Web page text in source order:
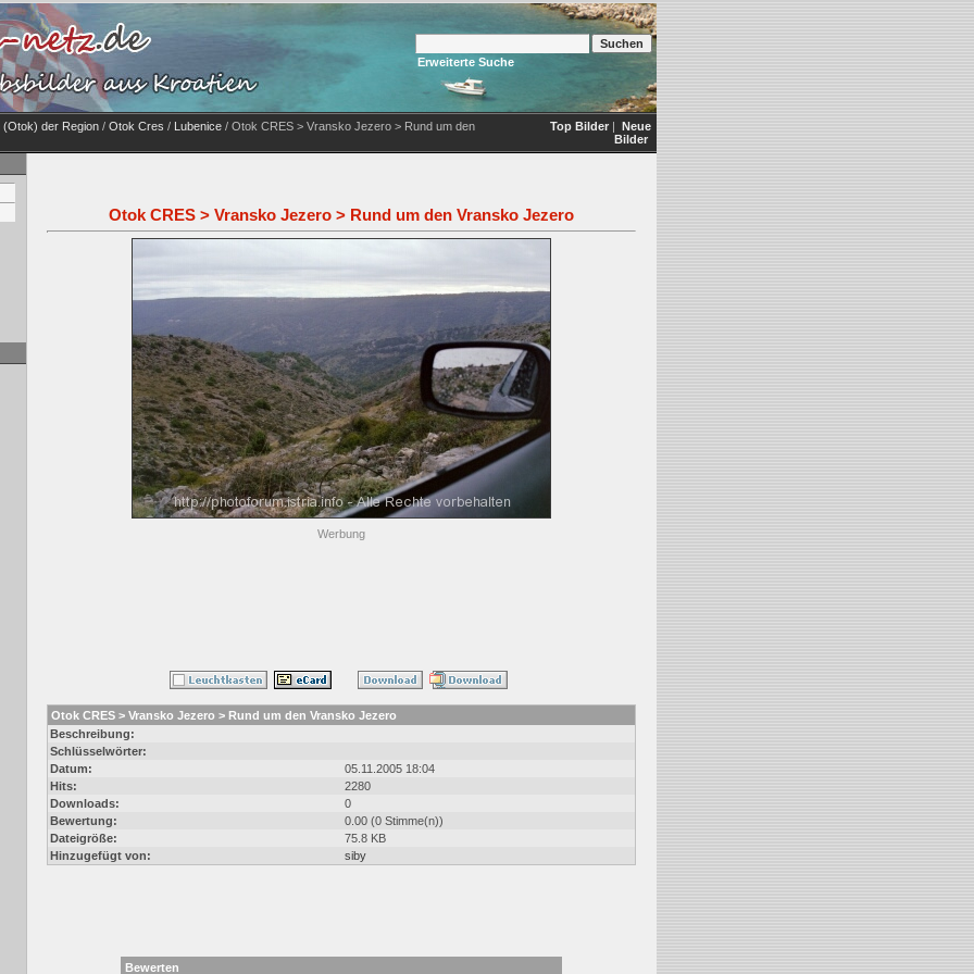
Erweiterte Suche
(Otok) der Region / Otok Cres / Lubenice / Otok CRES > Vransko Jezero > Rund um den
Top Bilder | Neue
Bilder
Otok CRES > Vransko Jezero > Rund um den Vransko Jezero
Werbung
Otok CRES > Vransko Jezero > Rund um den Vransko Jezero
Beschreibung:
Schlüsselwörter:
Datum:
05.11.2005 18:04
Hits:
2280
Downloads:
0
Bewertung:
0.00 (0 Stimme(n))
Dateigröße:
75.8 KB
Hinzugefügt von:
siby
Bewerten